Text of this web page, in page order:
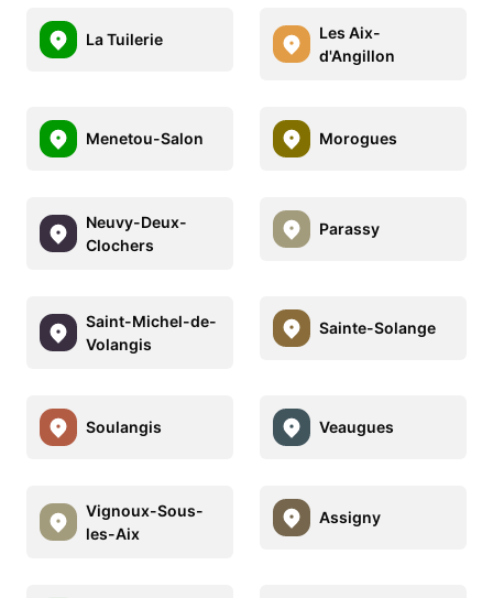
La Tuilerie
Les Aix-
d'Angillon
Menetou-Salon Morogues
Neuvy-Deux-
Clochers
Parassy
Saint-Michel-de-
Volangis
Sainte-Solange
Soulangis Veaugues
Vignoux-Sous-
les-Aix
Assigny